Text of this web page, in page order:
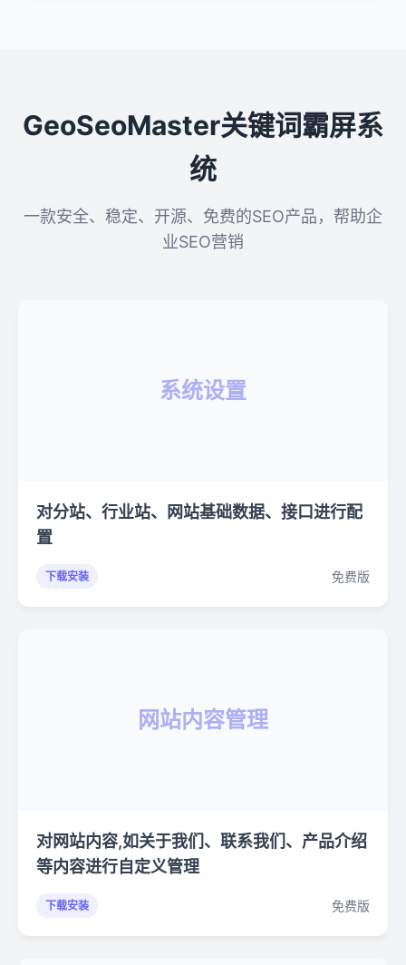
GeoSeoMaster关键词霸屏系
统
一款安全、稳定、开源、免费的SEO产品，帮助企
业SEO营销
系统设置
对分站、行业站、网站基础数据、接口进行配
置
下载安装 免费版
网站内容管理
对网站内容,如关于我们、联系我们、产品介绍
等内容进行自定义管理
下载安装 免费版